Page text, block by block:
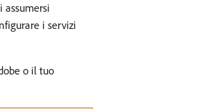
assumersi
i servizi
o il tuo